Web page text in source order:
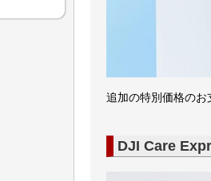
追加の特別価格の
DJI Care